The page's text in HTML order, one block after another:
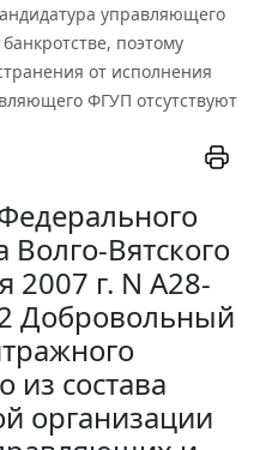
управляющего
поэтому
от исполнения
ФГУП отсутствуют
Волго-Вятского
2007 г. N А28-
Добровольный
состава
организации